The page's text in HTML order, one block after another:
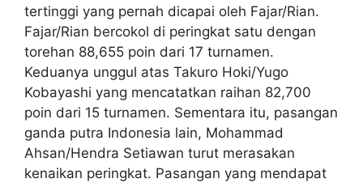
tertinggi yang pernah dicapai oleh Fajar/Rian.
Fajar/Rian bercokol di peringkat satu dengan
torehan 88,655 poin dari 17 turnamen.
Keduanya unggul atas Takuro Hoki/Yugo
Kobayashi yang mencatatkan raihan 82,700
poin dari 15 turnamen. Sementara itu, pasangan
ganda putra Indonesia lain, Mohammad
Ahsan/Hendra Setiawan turut merasakan
kenaikan peringkat. Pasangan yang mendapat